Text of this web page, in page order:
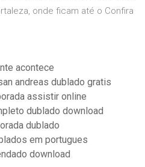
onde ficam até o Confira
acontece
andreas dublado gratis
assistir online
dublado download
dublado
em portugues
download